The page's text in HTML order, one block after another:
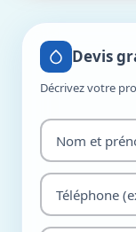
Devis
Décrivez votre